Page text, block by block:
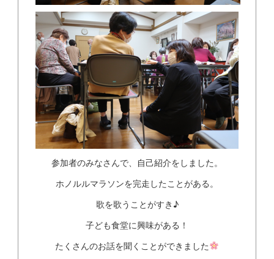
参加者のみなさんで、自己紹介をしました。
ホノルルマラソンを完走したことがある。
歌を歌うことがすき♪
子ども食堂に興味がある！
たくさんのお話を聞くことができました